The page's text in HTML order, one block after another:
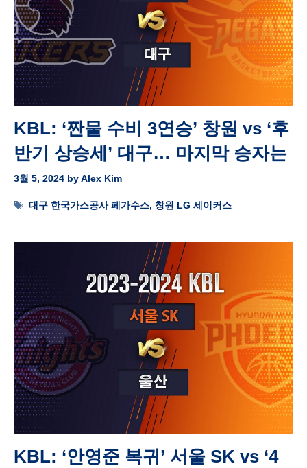
KBL: ‘짠물 수비 3연승’ 창원 vs ‘후
반기 상승세’ 대구… 마지막 승자는
3월 5, 2024 byAlex Kim
Tags
대구 한국가스공사 페가수스, 창원 LG 세이커스
KBL: ‘안영준 복귀’ 서울 SK vs ‘4